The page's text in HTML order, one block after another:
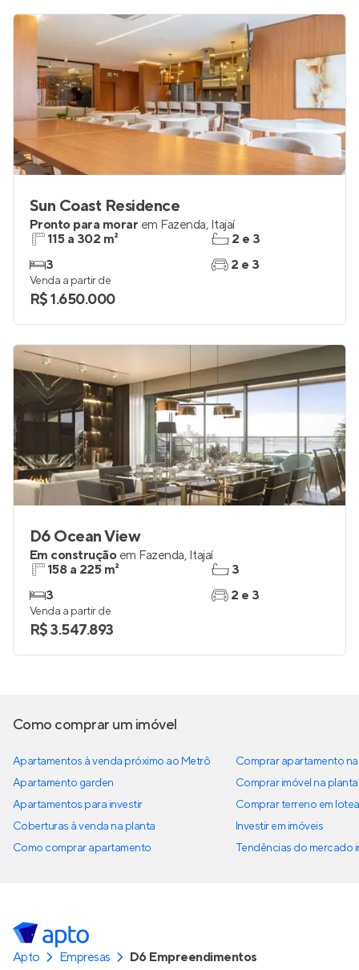
Sun Coast Residence
Pronto para morar em Fazenda, Itajaí
115 a 302 m²
3
2 e 3
2 e 3
Venda a partir de
R$ 1.650.000
D6 Ocean View
Em construção em Fazenda, Itajaí
158 a 225 m²
3
3
2 e 3
Venda a partir de
R$ 3.547.893
Como comprar um imóvel
Apartamentos à venda próximo ao Metrô
Apartamento garden
Apartamentos para investir
Coberturas à venda na planta
Como comprar apartamento
Comprar apartamento
Comprar imóvel na planta
Comprar terreno em
Investir em imóveis
Tendências do mercado
Apto Empresas D6 Empreendimentos